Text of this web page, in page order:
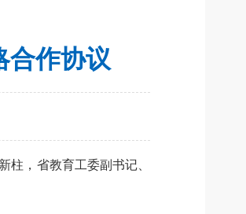
合作协议
，省教育工委副书记、